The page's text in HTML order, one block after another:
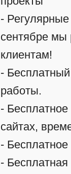
-
сентябре
клиентам!
-
работы.
-
сайтах,
-
- Бесплатная